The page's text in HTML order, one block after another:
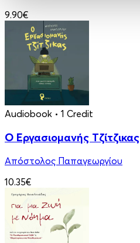
9.90€
Audiobook • 1 Credit
Ο Εργασιομανής Τζίτζικας
Απόστολος Παπαγεωργίου
10.35€